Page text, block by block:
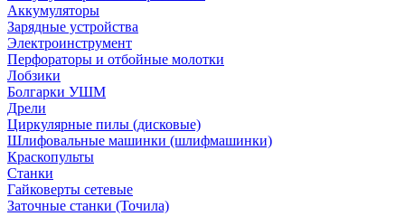
Аккумуляторы
Зарядные устройства
Электроинструмент
Перфораторы и отбойные молотки
Лобзики
Болгарки УШМ
Дрели
Циркулярные пилы (дисковые)
Шлифовальные машинки (шлифмашинки)
Краскопульты
Станки
Гайковерты сетевые
Заточные станки (Точила)